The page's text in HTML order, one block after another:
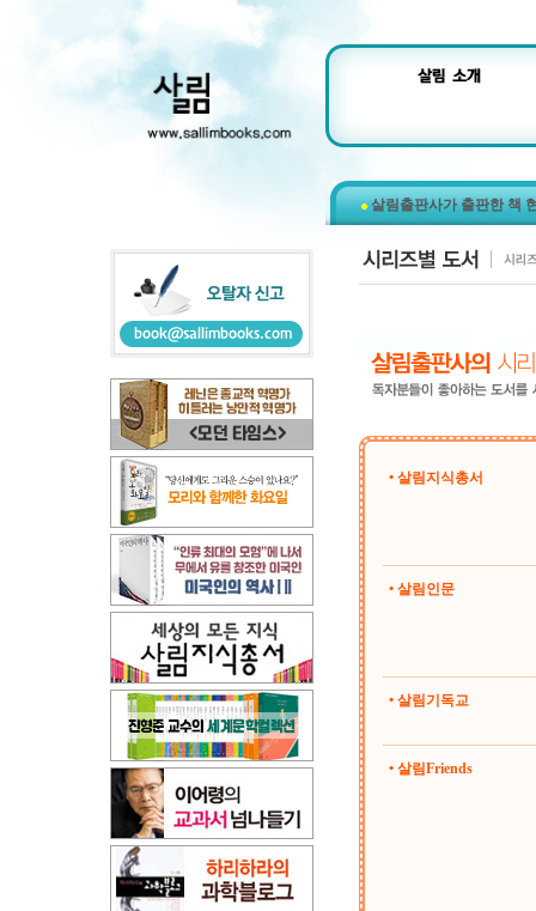
살림출판사가 출판한 책
• 살림지식총서
• 살림인문
• 살림기독교
• 살림Friends